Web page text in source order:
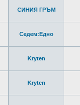
СИНИЯ ГРЪМ
Седем:Едно
Kryten
Kryten